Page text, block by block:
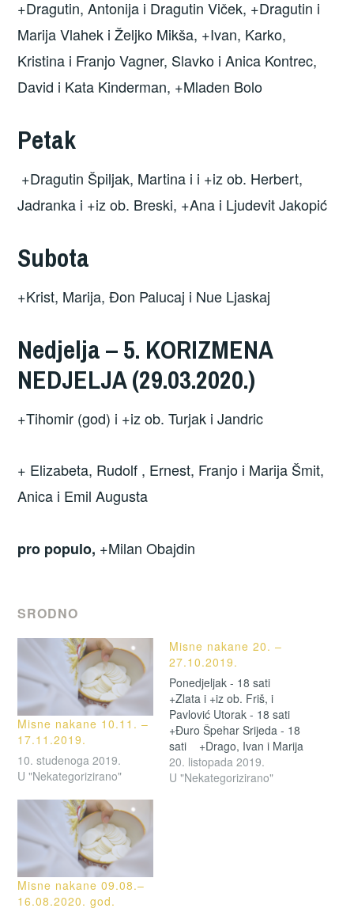
+Dragutin, Antonija i Dragutin Viček, +Dragutin i
Marija Vlahek i Željko Mikša, +Ivan, Karko,
Kristina i Franjo Vagner, Slavko i Anica Kontrec,
David i Kata Kinderman, +Mladen Bolo
Petak
+Dragutin Špiljak, Martina i i +iz ob. Herbert,
Jadranka i +iz ob. Breski, +Ana i Ljudevit Jakopić
Subota
+Krist, Marija, Đon Palucaj i Nue Ljaskaj
Nedjelja – 5. KORIZMENA
NEDJELJA(29.03.2020.)
+Tihomir (god) i +iz ob. Turjak i Jandric
+ Elizabeta, Rudolf , Ernest, Franjo i Marija Šmit,
Anica i Emil Augusta
pro populo, +Milan Obajdin
SRODNO
Misne nakane 10.11. –
17.11.2019.
10. studenoga 2019.
U "Nekategorizirano"
Misne nakane 20. –
27.10.2019.
Ponedjeljak - 18 sati
+Zlata i +iz ob. Friš, i
Pavlović Utorak - 18 sati
+Đuro Špehar Srijeda - 18
sati +Drago, Ivan i Marija
Košak, Kristina Tonković,
Ivan-Josip, Štefanija Barić i
20. listopada 2019.
U "Nekategorizirano"
Misne nakane 09.08.–
16.08.2020. god.